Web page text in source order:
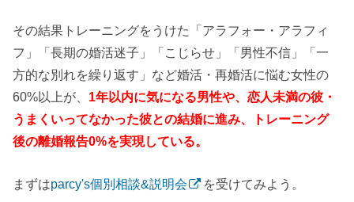
その結果トレーニングをうけた「アラフォー・アラフィ
フ」「長期の婚活迷子」「こじらせ」「男性不信」「一
方的な別れを繰り返す」など婚活・再婚活に悩む女性の
60%以上が、 1年以内に気になる男性や、恋人未満の彼・
うまくいってなかった彼との結婚に進み、トレーニング
後の離婚報告0%を実現している。
まずはparcy's個別相談&説明会 を受けてみよう。